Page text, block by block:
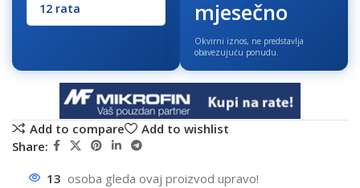
mjesečno
Okvirni iznos, ne predstavlja
obavezujuću ponudu.
Add to compare
Add to wishlist
Share:
13 osoba gleda ovaj proizvod upravo!